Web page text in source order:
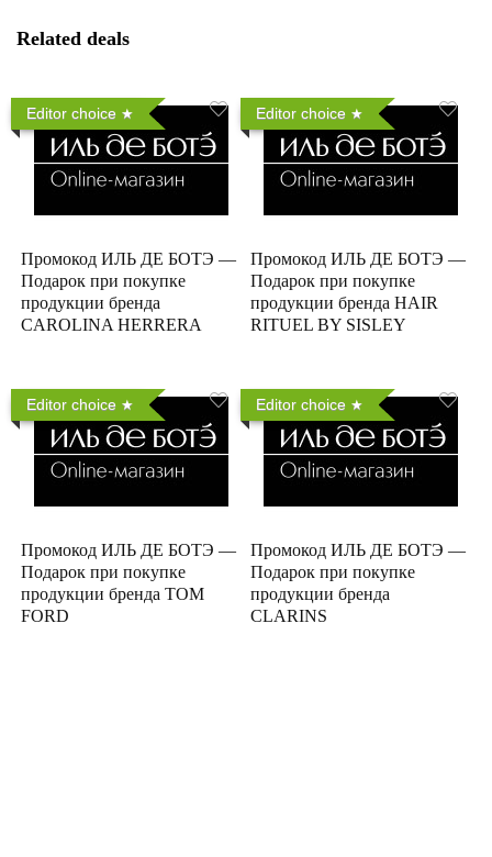
Related deals
Editor choice
Промокод ИЛЬ ДЕ БОТЭ —
Подарок при покупке
продукции бренда
CAROLINA HERRERA
Editor choice
Промокод ИЛЬ ДЕ БОТЭ —
Подарок при покупке
продукции бренда HAIR
RITUEL BY SISLEY
Editor choice
Промокод ИЛЬ ДЕ БОТЭ —
Подарок при покупке
продукции бренда TOM
FORD
Editor choice
Промокод ИЛЬ ДЕ БОТЭ —
Подарок при покупке
продукции бренда
CLARINS